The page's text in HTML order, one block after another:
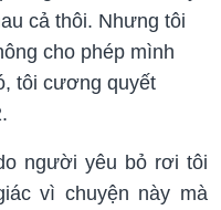
cả thôi. Nhưng tôi
cho phép mình
tôi cương quyết
người yêu bỏ rơi tôi
vì chuyện này mà